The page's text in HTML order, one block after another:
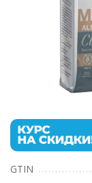
GTIN